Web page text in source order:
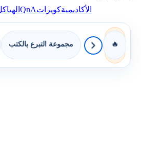
الأكاديميةكويزاتQnAالهياكل
🔥 مجموعة التبرع بالكتب